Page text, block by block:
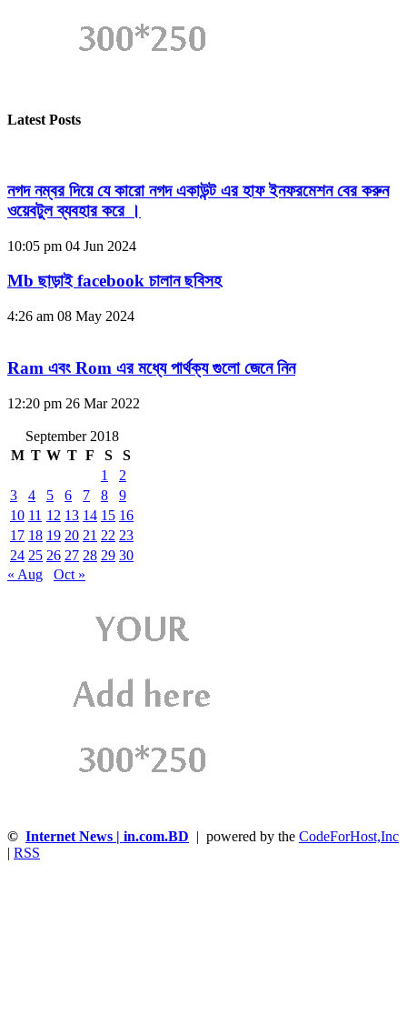
Latest Posts
নগদ নম্বর দিয়ে যে কারো নগদ একাউন্ট এর হাফ ইনফরমেশন বের করুন
ওয়েবটুল ব্যবহার করে ।
10:05 pm 04 Jun 2024
Mb ছাড়াই facebook চালান ছবিসহ
4:26 am 08 May 2024
Ram এবং Rom এর মধ্যে পার্থক্য গুলো জেনে নিন
12:20 pm 26 Mar 2022
September 2018
M T W T F S
S
1
2
3
4 5 6 7 8
9
10 11 12 13 14 15 16
17 18 19 20 21 22 23
24 25 26 27 28 29 30
« Aug
Oct »
© Internet News | in.com.BD | powered by the CodeForHost,Inc
| RSS